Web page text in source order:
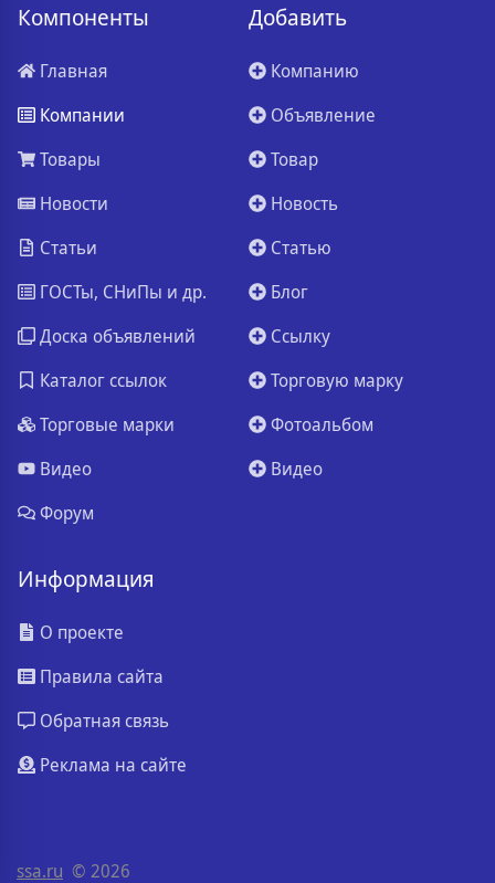
Компоненты
Главная
Компании
Товары
Новости
Статьи
ГОСТы, СНиПы и др.
Доска объявлений
Каталог ссылок
Торговые марки
Видео
Форум
Добавить
Компанию
Объявление
Товар
Новость
Статью
Блог
Ссылку
Торговую марку
Фотоальбом
Видео
Информация
О проекте
Правила сайта
Обратная связь
Реклама на сайте
ssa.ru © 2026